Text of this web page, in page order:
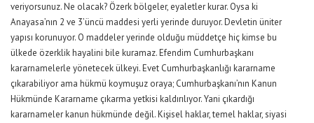
veriyorsunuz. Ne olacak? Özerk bölgeler, eyaletler kurar. Oysa ki
Anayasa’nın 2 ve 3’üncü maddesi yerli yerinde duruyor. Devletin üniter
yapısı korunuyor. O maddeler yerinde olduğu müddetçe hiç kimse bu
ülkede özerklik hayalini bile kuramaz. Efendim Cumhurbaşkanı
kararnamelerle yönetecek ülkeyi. Evet Cumhurbaşkanlığı kararname
çıkarabiliyor ama hükmü koymuşuz oraya; Cumhurbaşkanı’nın Kanun
Hükmünde Kararname çıkarma yetkisi kaldırılıyor. Yani çıkardığı
kararnameler kanun hükmünde değil. Kişisel haklar, temel haklar, siyasi